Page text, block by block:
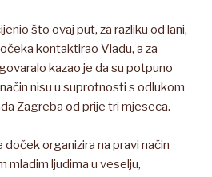
što ovaj put, za razliku od lani,
kontaktirao Vladu, a za
kazao je da su potpuno
nisu u suprotnosti s odlukom
Zagreba od prije tri mjeseca.
organizira na pravi način
mladim ljudima u veselju,